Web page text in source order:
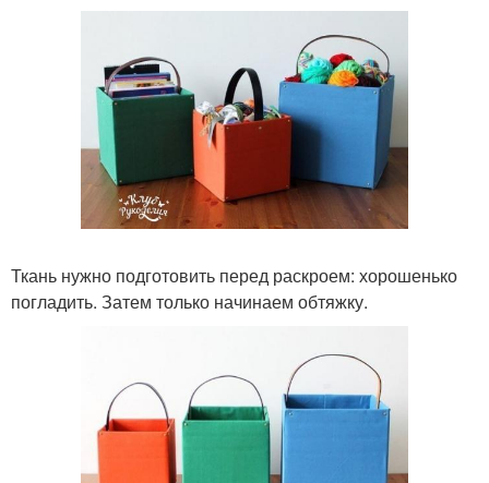
Ткань нужно подготовить перед раскроем: хорошенько
погладить. Затем только начинаем обтяжку.